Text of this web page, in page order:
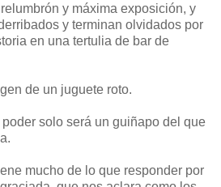
y máxima exposición, y
y terminan olvidados por
en una tertulia de bar de
de un juguete roto.
solo será un guiñapo del que
mucho de lo que responder por